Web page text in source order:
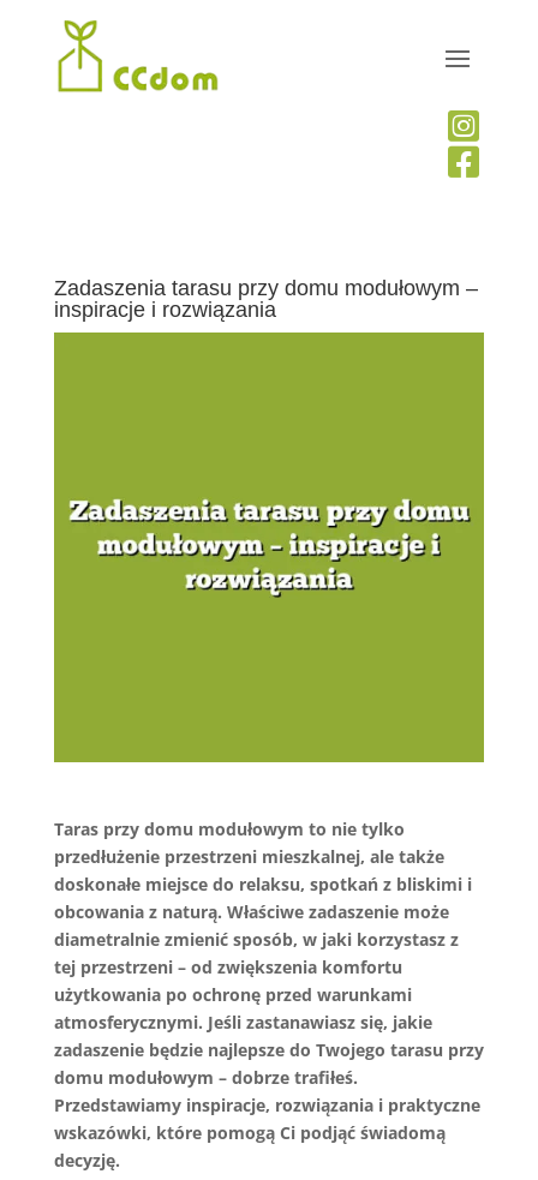


Zadaszenia tarasu przy domu modułowym –
inspiracje i rozwiązania
Taras przy domu modułowym to nie tylko
przedłużenie przestrzeni mieszkalnej, ale także
doskonałe miejsce do relaksu, spotkań z bliskimi i
obcowania z naturą. Właściwe zadaszenie może
diametralnie zmienić sposób, w jaki korzystasz z
tej przestrzeni – od zwiększenia komfortu
użytkowania po ochronę przed warunkami
atmosferycznymi. Jeśli zastanawiasz się, jakie
zadaszenie będzie najlepsze do Twojego tarasu przy
domu modułowym – dobrze trafiłeś.
Przedstawiamy inspiracje, rozwiązania i praktyczne
wskazówki, które pomogą Ci podjąć świadomą
decyzję.